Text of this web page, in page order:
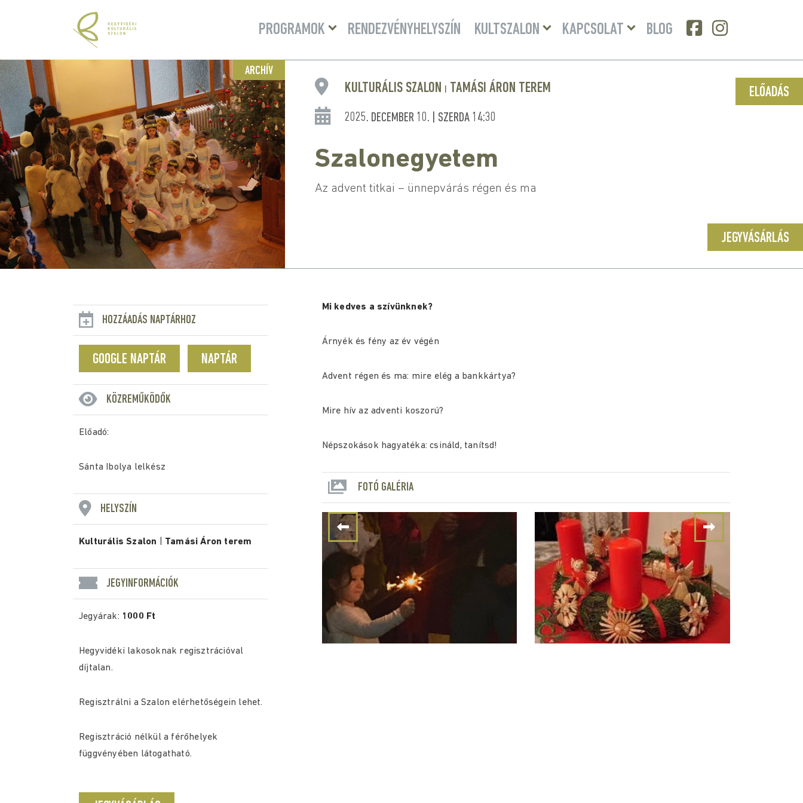
PROGRAMOK
Menü
lenyitásaRENDEZVÉNYHELYSZÍN KULTSZALON
Menü
lenyitásaKAPCSOLAT
Menü
lenyitása
BLOG
ARCHÍV
ELŐADÁS
KULTURÁLIS SZALON TAMÁSI ÁRON TEREM
2025. DECEMBER 10. | SZERDA 14:30
Szalonegyetem
Az advent titkai – ünnepvárás régen és ma
JEGYVÁSÁRLÁS
HOZZÁADÁS NAPTÁRHOZ
GOOGLE NAPTÁR NAPTÁR
KÖZREMŰKÖDŐK
Előadó:
Sánta Ibolya lelkész
HELYSZÍN
Kulturális Szalon Tamási Áron terem
JEGYINFORMÁCIÓK
Jegyárak: 1000 Ft
Hegyvidéki lakosoknak regisztrációval
díjtalan.
Regisztrálni a Szalon elérhetőségein lehet.
Regisztráció nélkül a férőhelyek
függvényében látogatható.
Mi kedves a szívünknek?
Árnyék és fény az év végén
Advent régen és ma: mire elég a bankkártya?
Mire hív az adventi koszorú?
Népszokások hagyatéka: csináld, tanítsd!
FOTÓ GALÉRIA